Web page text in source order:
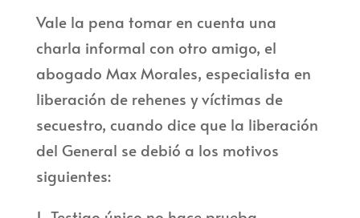
Vale la pena tomar en cuenta una
charla informal con otro amigo, el
abogado Max Morales, especialista en
liberación de rehenes y víctimas de
secuestro, cuando dice que la liberación
del General se debió a los motivos
siguientes: